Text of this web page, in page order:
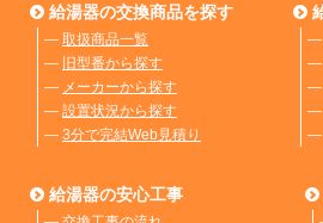
給湯器の交換商品を探す
― 取扱商品一覧
― 旧型番から探す
― メーカーから探す
― 設置状況から探す
― 3分で完結Web見積り
―
―
―
―
―
給湯器の安心工事